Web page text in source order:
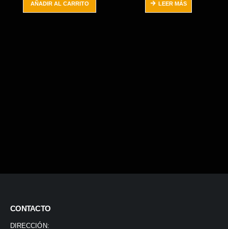
AÑADIR AL CARRITO LEER MÁS
CONTACTO
DIRECCIÓN: